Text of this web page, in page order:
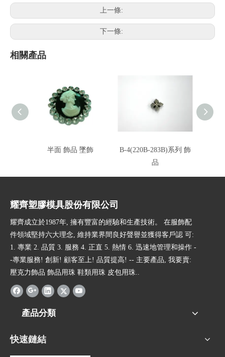
上一條:
下一條:
相關產品
半面 飾品 墜飾
B-4(220B-283B)系列 飾
品
耀齊塑膠模具股份有限公司
耀齊成立於1987年, 擁有豐富的經驗和生產技術。 在服飾配
件領域堅持六大理念, 維持業界間良好聲譽並獲得客戶認 可:
1. 專業 2. 品質 3. 服務 4. 正直 5. 熱情 6. 迅速地管理和操作 -
-專業服務! 創新! 顧客至上! 品質提高! -- 主要產品, 我要賣:
壓克力飾品 飾品用珠 鞋類用珠 皮包用珠..
產品分類
快速鏈結